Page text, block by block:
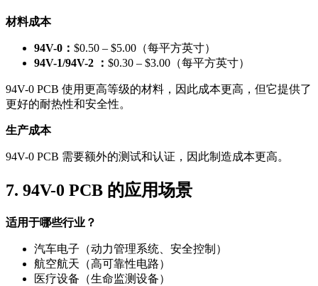
材料成本
94V-0： $0.50 – $5.00（每平方英寸）
94V-1/94V-2 ： $0.30 – $3.00（每平方英寸）
94V-0 PCB 使用更高等级的材料，因此成本更高，但它提供了
更好的耐热性和安全性。
生产成本
94V-0 PCB 需要额外的测试和认证，因此制造成本更高。
7. 94V-0 PCB 的应用场景
适用于哪些行业？
汽车电子（动力管理系统、安全控制）
航空航天（高可靠性电路）
医疗设备（生命监测设备）